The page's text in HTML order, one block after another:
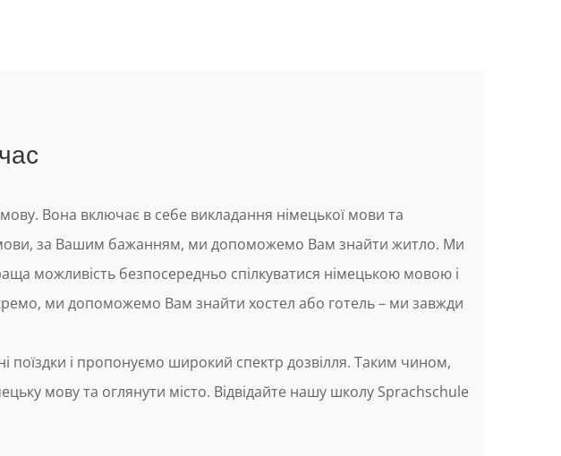
Вона включає в себе викладання німецької мови та
мови, за Вашим бажанням, ми допоможемо Вам знайти житло. Ми
можливість безпосередньо спілкуватися німецькою мовою і
ми допоможемо Вам знайти хостел або готель – ми завжди
поїздки і пропонуємо широкий спектр дозвілля. Таким чином,
мову та оглянути місто. Відвідайте нашу школу Sprachschule